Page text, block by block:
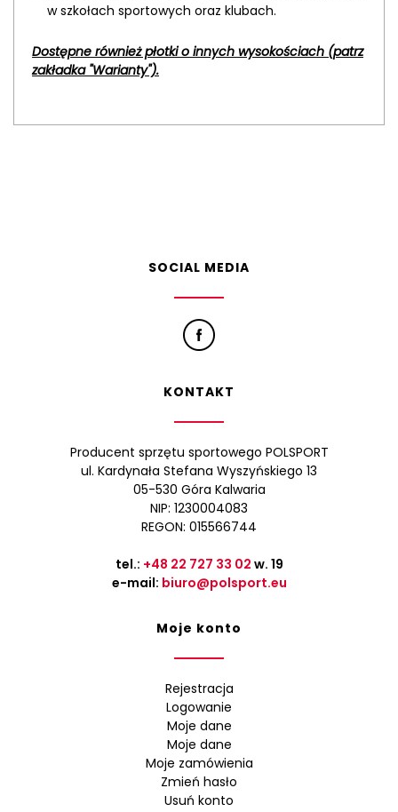
w szkołach sportowych oraz klubach.
Dostępne również płotki o innych wysokościach (patrz
zakładka "Warianty").
SOCIAL MEDIA
KONTAKT
Producent sprzętu sportowego POLSPORT
ul. Kardynała Stefana Wyszyńskiego 13
05-530 Góra Kalwaria
NIP: 1230004083
REGON: 015566744
tel.: +48 22 727 33 02 w. 19
e-mail: biuro@polsport.eu
Moje konto
Rejestracja
Logowanie
Moje dane
Moje dane
Moje zamówienia
Zmień hasło
Usuń konto